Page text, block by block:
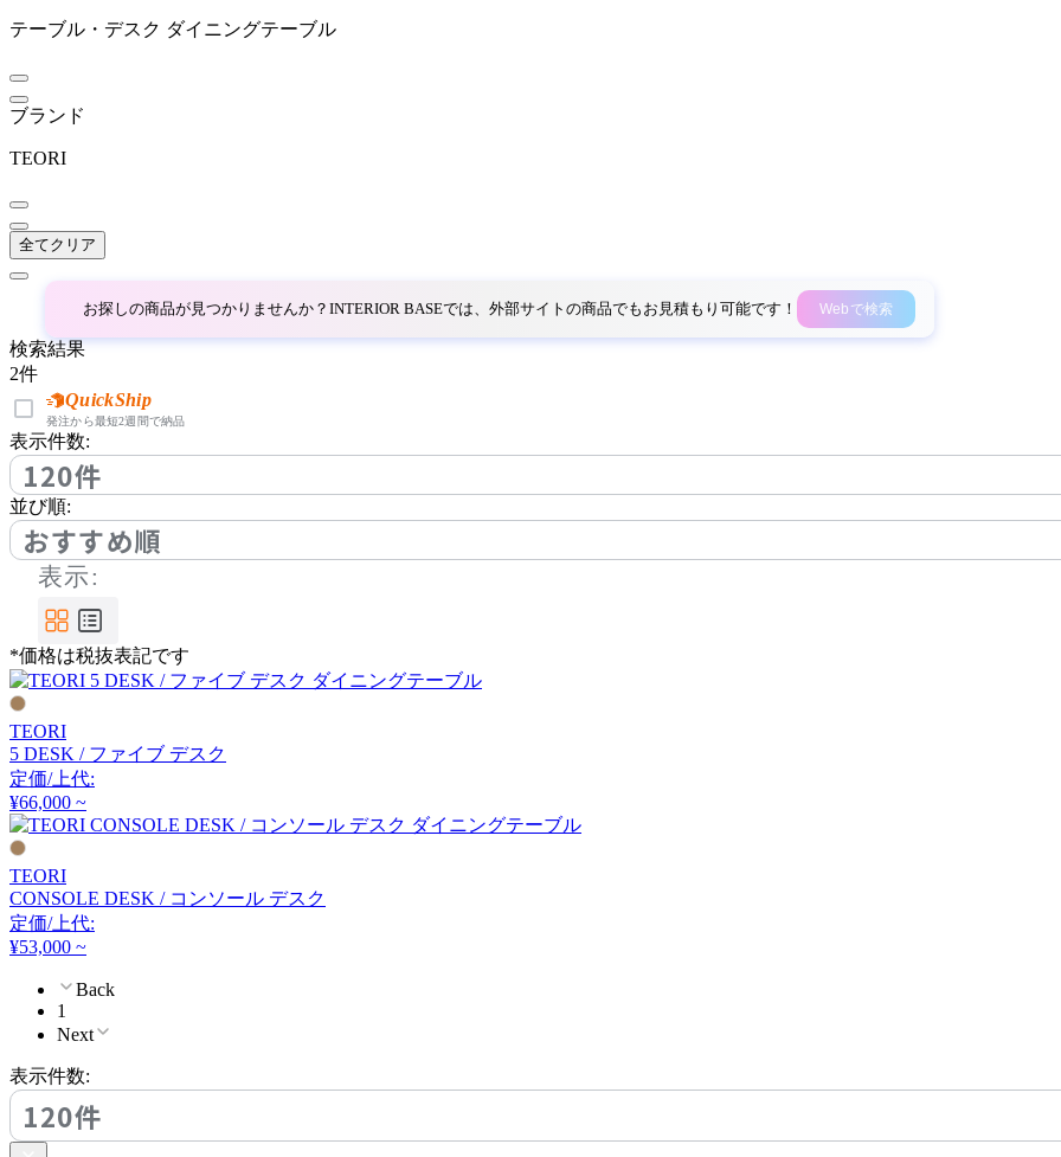
アズマヤ
BoConcept
by interiors
コッコレ
FURNITURE SUPPLY
コンプレックスユニバー
サルファニチャーサプラ
イ
CondeHouse
カンディハウス
CRUSH CRASH PROJECT
クラッシュクラッシュプ
DAN-FORM
ダンフォーム
DeVorm
デフォルム
テーブル・デスク ダイニングテーブル
ブランド
TEORI
全てクリア
お探しの商品が見つかりませんか？INTERIOR BASEでは、外部サイトの商品でもお見積もり可能です！ Webで検索
検索結果
2件
QuickShip
発注から最短2週間で納品
表示件数:
120件
並び順:
おすすめ順
表示:
*価格は税抜表記です
TEORI
5 DESK / ファイブ デスク
定価/上代:
¥66,000 ~
TEORI
CONSOLE DESK / コンソール デスク
定価/上代:
¥53,000 ~
Back
1
Next
表示件数:
120件